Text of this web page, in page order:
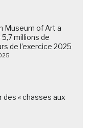
Museum of Art a
millions de
de l’exercice 2025
« chasses aux